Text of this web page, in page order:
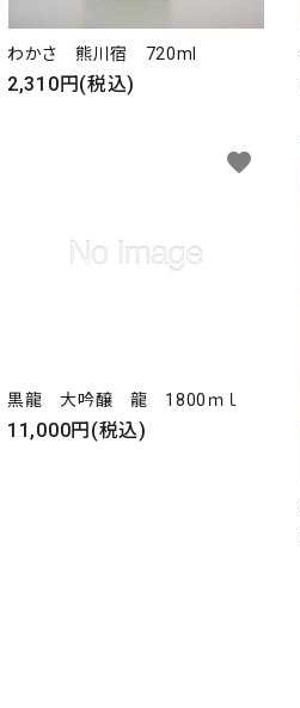
わかさ 熊川宿 720ml
2,310円(税込)
黒龍 大吟醸 龍 1800ｍｌ
11,000円(税込)
favorite